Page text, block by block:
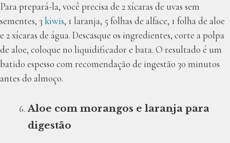
Para prepará-la, você precisa de 2 xícaras de uvas sem
sementes, 3 kiwis, 1 laranja, 5 folhas de alface, 1 folha de aloe
e 2 xícaras de água. Descasque os ingredientes, corte a polpa
de aloe, coloque no liquidificador e bata. O resultado é um
batido espesso com recomendação de ingestão 30 minutos
antes do almoço.
Aloe com morangos e laranja para
digestão